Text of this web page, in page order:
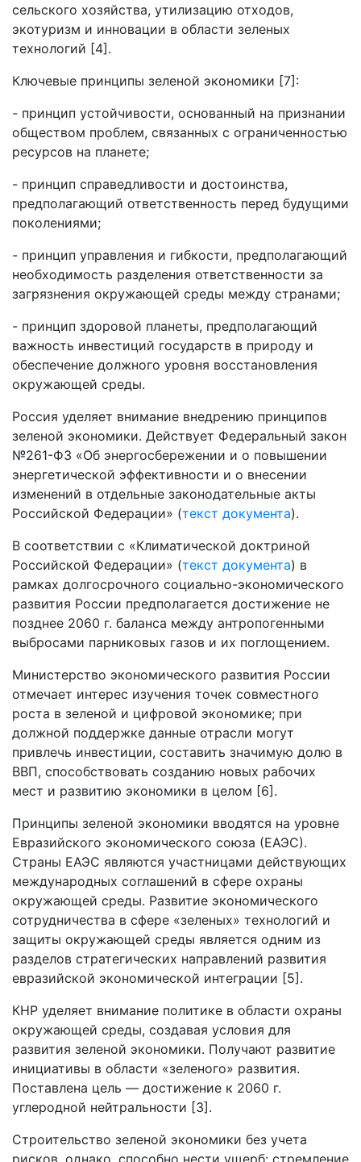
сельского хозяйства, утилизацию отходов,
экотуризм и инновации в области зеленых
технологий [4].
Ключевые принципы зеленой экономики [7]:
- принцип устойчивости, основанный на признании
обществом проблем, связанных с ограниченностью
ресурсов на планете;
- принцип справедливости и достоинства,
предполагающий ответственность перед будущими
поколениями;
- принцип управления и гибкости, предполагающий
необходимость разделения ответственности за
загрязнения окружающей среды между странами;
- принцип здоровой планеты, предполагающий
важность инвестиций государств в природу и
обеспечение должного уровня восстановления
окружающей среды.
Россия уделяет внимание внедрению принципов
зеленой экономики. Действует Федеральный закон
№261-ФЗ «Об энергосбережении и о повышении
энергетической эффективности и о внесении
изменений в отдельные законодательные акты
Российской Федерации» (текст документа).
В соответствии с «Климатической доктриной
Российской Федерации» (текст документа) в
рамках долгосрочного социально-экономического
развития России предполагается достижение не
позднее 2060 г. баланса между антропогенными
выбросами парниковых газов и их поглощением.
Министерство экономического развития России
отмечает интерес изучения точек совместного
роста в зеленой и цифровой экономике; при
должной поддержке данные отрасли могут
привлечь инвестиции, составить значимую долю в
ВВП, способствовать созданию новых рабочих
мест и развитию экономики в целом [6].
Принципы зеленой экономики вводятся на уровне
Евразийского экономического союза (ЕАЭС).
Страны ЕАЭС являются участницами действующих
международных соглашений в сфере охраны
окружающей среды. Развитие экономического
сотрудничества в сфере «зеленых» технологий и
защиты окружающей среды является одним из
разделов стратегических направлений развития
евразийской экономической интеграции [5].
КНР уделяет внимание политике в области охраны
окружающей среды, создавая условия для
развития зеленой экономики. Получают развитие
инициативы в области «зеленого» развития.
Поставлена цель — достижение к 2060 г.
углеродной нейтральности [3].
Строительство зеленой экономики без учета
рисков, однако, способно нести ущерб: стремление